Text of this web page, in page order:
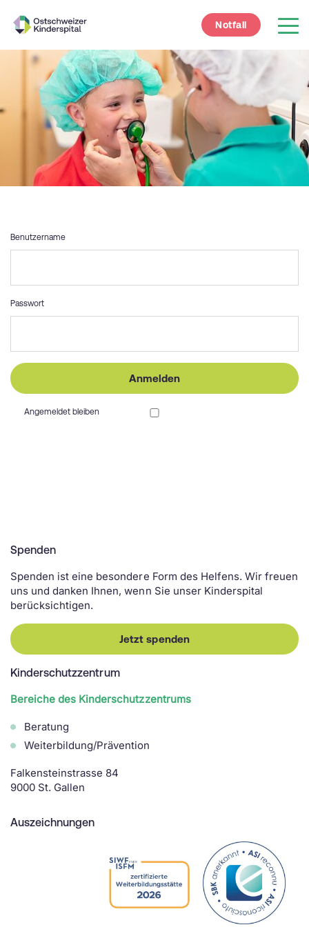
Benutzername
Passwort
Anmelden
Angemeldet bleiben
Spenden
Spenden ist eine besondere Form des Helfens. Wir freuen
uns und danken Ihnen, wenn Sie unser Kinderspital
berücksichtigen.
Jetzt spenden
Kinderschutzzentrum
Bereiche des Kinderschutzzentrums
Beratung
Weiterbildung/Prävention
Falkensteinstrasse 84
9000 St. Gallen
Auszeichnungen
Notfall